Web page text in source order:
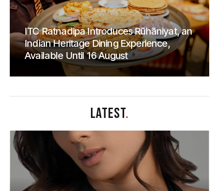
ITC Ratnadipa Introduces Rūhāniyat, an
Indian Heritage Dining Experience,
Available Until 16 August
LATEST.